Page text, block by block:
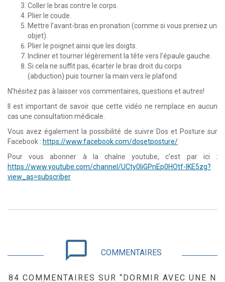
Coller le bras contre le corps.
Plier le coude.
Mettre l’avant-bras en pronation (comme si vous preniez un
objet).
Plier le poignet ainsi que les doigts.
Incliner et tourner légèrement la tête vers l’épaule gauche.
Si cela ne suffit pas, écarter le bras droit du corps
(abduction) puis tourner la main vers le plafond.
N’hésitez pas à laisser vos commentaires, questions et autres!
Il est important de savoir que cette vidéo ne remplace en aucun
cas une consultation médicale.
Vous avez également la possibilité de suivre Dos et Posture sur
Facebook : https://www.facebook.com/dosetposture/
Pour vous abonner à la chaîne youtube, c’est par ici :
https://www.youtube.com/channel/UCty0liGPnEp0HOtf-lKE5zg?
view_as=subscriber
chat_bubble_outline COMMENTAIRES
84 COMMENTAIRES SUR “DORMIR AVEC UNE N